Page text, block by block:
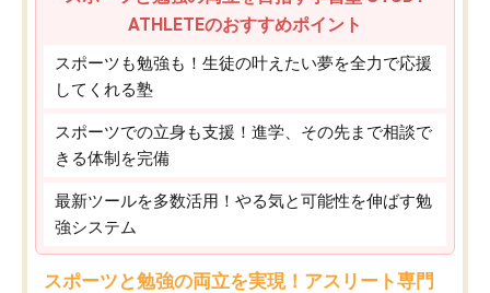
ATHLETEのおすすめポイント
スポーツも勉強も！生徒の叶えたい夢を全力で応援
してくれる塾
スポーツでの立身も支援！進学、その先まで相談で
きる体制を完備
最新ツールを多数活用！やる気と可能性を伸ばす勉
強システム
スポーツと勉強の両立を実現！アスリート専門